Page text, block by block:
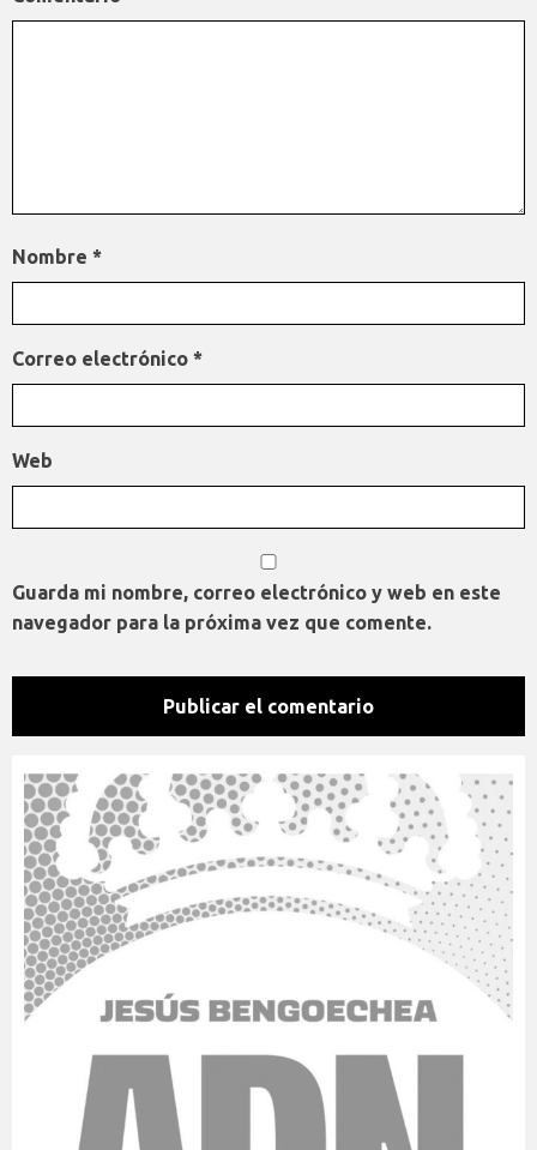
Nombre *
Correo electrónico *
Web
Guarda mi nombre, correo electrónico y web en este
navegador para la próxima vez que comente.